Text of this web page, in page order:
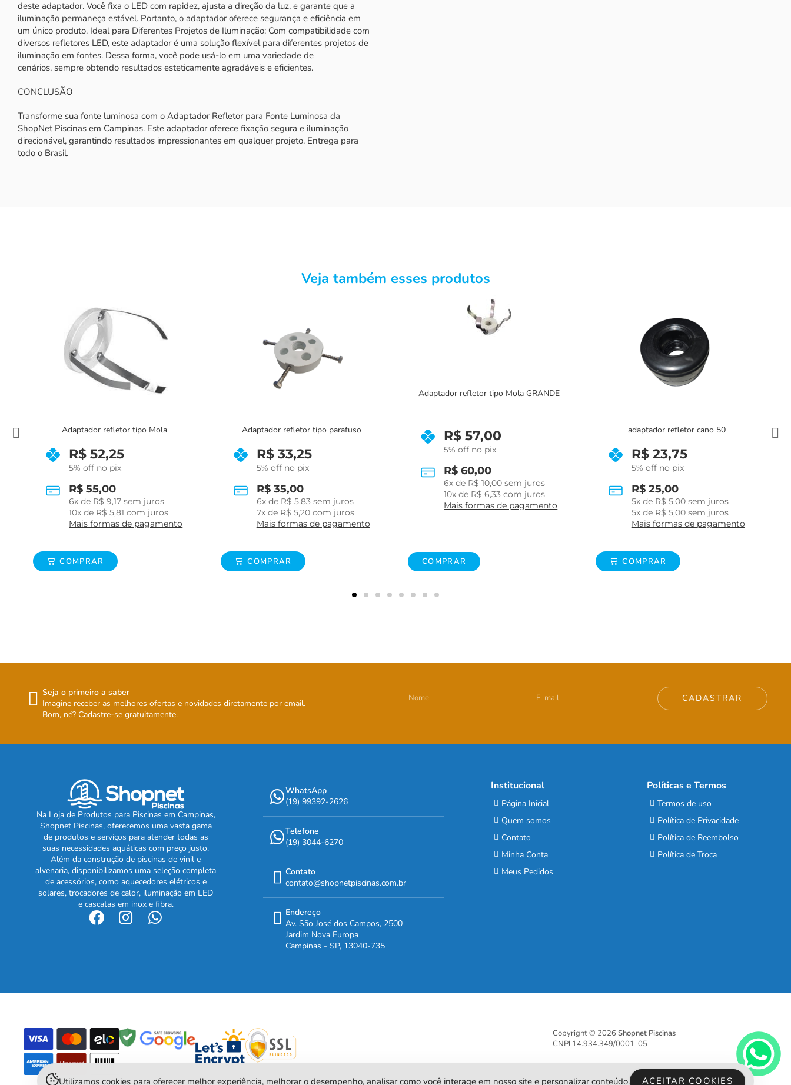
deste adaptador. Você fixa o LED com rapidez, ajusta a direção da luz, e garante que a
iluminação permaneça estável. Portanto, o adaptador oferece segurança e eficiência em
um único produto. Ideal para Diferentes Projetos de Iluminação: Com compatibilidade com
diversos refletores LED, este adaptador é uma solução flexível para diferentes projetos de
iluminação em fontes. Dessa forma, você pode usá-lo em uma variedade de
cenários, sempre obtendo resultados esteticamente agradáveis e eficientes.
CONCLUSÃO
Transforme sua fonte luminosa com o Adaptador Refletor para Fonte Luminosa da
ShopNet Piscinas em Campinas. Este adaptador oferece fixação segura e iluminação
direcionável, garantindo resultados impressionantes em qualquer projeto. Entrega para
todo o Brasil.
Veja também esses produtos
Adaptador refletor tipo parafuso
R$ 33,25
5% off no pix
R$ 35,00
6x deR$ 5,83sem juros
7x de R$5,20 com juros
Mais formas de pagamento
COMPRAR
R$57,00
5% off no pix
R$60,00
6x deR$10,00
10x deR$6,33
Mais formas de pagamento
COMPRAR
adaptador refletor cano 50
R$23,75
5% off no pix
R$25,00
5x deR$5,00sem juros
5x deR$5,00sem juros
COMPRAR
Adaptador refletor para piscina de fibra
R$ 33,25
5% off no pix
R$ 35,00
6x deR$5,83 sem juros
7x deR$ 5,20 com juros
Mais formas de pagamento
COMPRAR
Seja o primeiro a saber
Imagine receber as melhores ofertas e novidades diretamente por email.
Bom, né? Cadastre-se gratuitamente.
CADASTRAR
Na Loja de Produtos para Piscinas em Campinas,
Shopnet Piscinas, oferecemos uma vasta gama
de produtos e serviços para atender todas as
suas necessidades aquáticas com preço justo.
Além da construção de piscinas de vinil e
alvenaria, disponibilizamos uma seleção completa
de acessórios, como aquecedores elétricos e
solares, trocadores de calor, iluminação em LED
e cascatas em inox e fibra.
WhatsApp
(19) 99392-2626
Telefone
(19) 3044-6270
Contato
contato@shopnetpiscinas.com.br
Endereço
Av. São José dos Campos, 2500
Jardim Nova Europa
Campinas - SP, 13040-735
Institucional
Página Inicial
Quem somos
Contato
Minha Conta
Meus Pedidos
Políticas e Termos
Termos de uso
Política de Privacidade
Política de Reembolso
Política de Troca
Copyright © 2026 Shopnet Piscinas
CNPJ 14.934.349/0001-05
Utilizamos cookies para oferecer melhor experiência, melhorar o desempenho, analisar como você interage em nosso site e personalizar conteúdo. ACEITAR COOKIES